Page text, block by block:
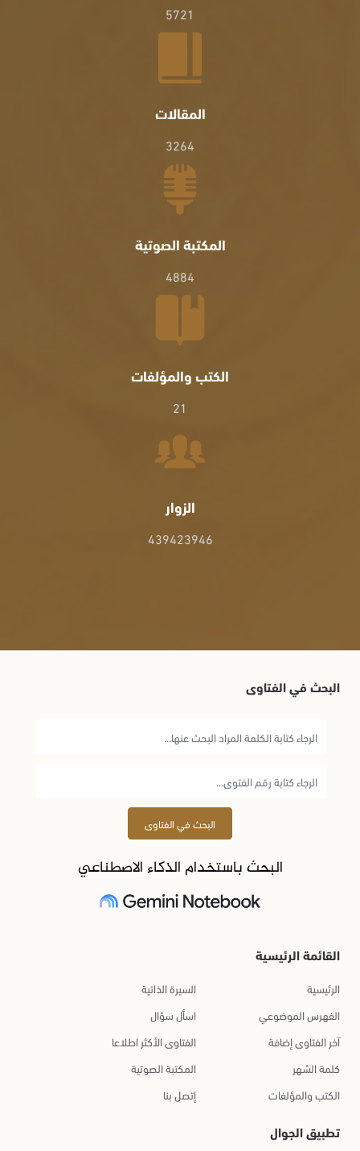
5721
المقالات
3264
المكتبة الصوتية
4884
الكتب والمؤلفات
21
الزوار
439423946
البحث في الفتاوى
البحث في الفتاوى
البحث باستخدام الذكاء الاصطناعي
القائمة الرئيسية
الرئيسية
السيرة الذاتية
الفهرس الموضوعي
اسأل سؤال
آخر الفتاوى إضافة
الفتاوى الأكثر اطلاعا
كلمة الشهر
المكتبة الصوتية
الكتب والمؤلفات
إتصل بنا
تطبيق الجوال